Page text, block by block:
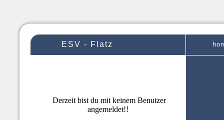
ESV - Flatz
Derzeit bist du mit keinem Benutzer
angemeldet!!